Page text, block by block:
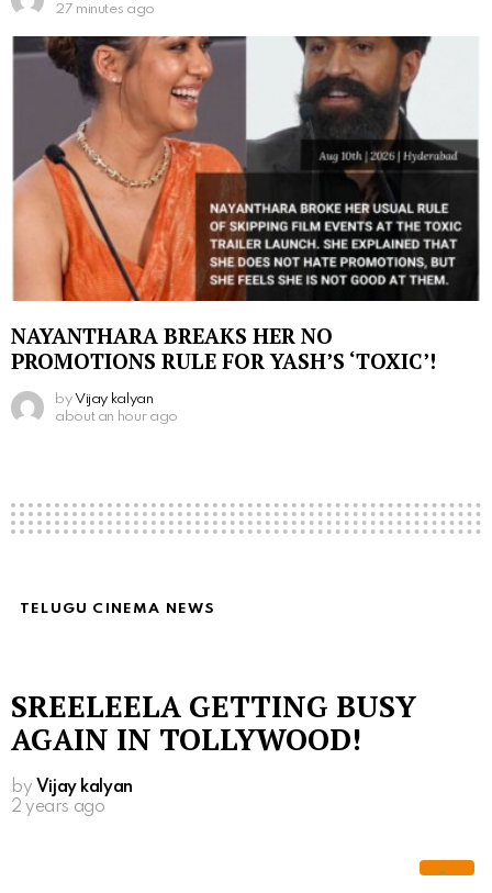
27 minutes ago
NAYANTHARA BREAKS HER NO
PROMOTIONS RULE FOR YASH’S ‘TOXIC’!
by Vijay kalyan
about an hour ago
TELUGU CINEMA NEWS
SREELEELA GETTING BUSY
AGAIN IN TOLLYWOOD!
by Vijay kalyan
2 years ago